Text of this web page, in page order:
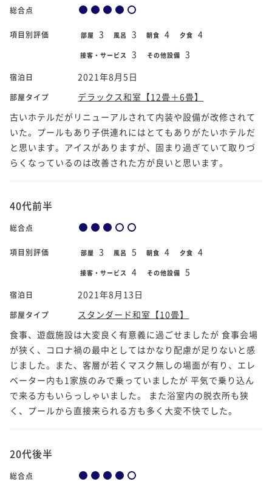
総合点
項目別評価 部屋 3 風呂 3 朝食 4 夕食 4
接客・サービス 3 その他設備 3
宿泊日 2021年8月5日
部屋タイプ
デラックス和室【12畳＋6畳】
古いホテルだがリニューアルされて内装や設備が改修されて
いた。プールもあり子供連れにはとてもありがたいホテルだ
と思います。アイスがありますが、固まり過ぎていて取りづ
らくなっているのは改善された方が良いと思います。
40代前半
総合点
項目別評価 部屋 3 風呂 5 朝食 4 夕食 4
接客・サービス 4 その他設備 5
宿泊日 2021年8月13日
部屋タイプ
スタンダード和室【10畳】
食事、遊戯施設は大変良く有意義に過ごせましたが 食事会場
が狭く、コロナ禍の最中としてはかなり配慮が足りないと感
じました。また、客層が若くマスク無しの場面が有り、エレ
ベーター内も1家族のみで乗っていましたが 平気で乗り込ん
で来る方もいらっしゃいました。 また浴室内の脱衣所も狭
く、プールから直接来られる方も多く大変不快でした。
20代後半
総合点